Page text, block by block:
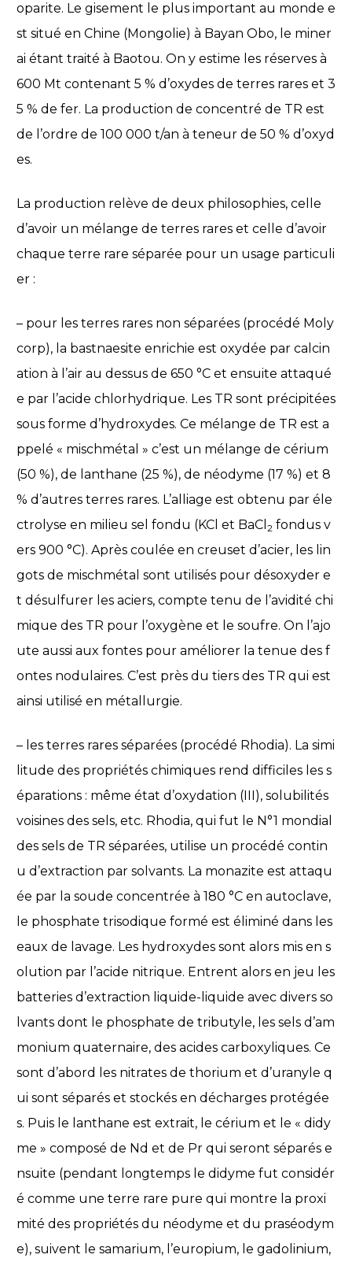
oparite. Le gisement le plus important au monde e
st situé en Chine (Mongolie) à Bayan Obo, le miner
ai étant traité à Baotou. On y estime les réserves à
600 Mt contenant 5 % d’oxydes de terres rares et 3
5 % de fer. La production de concentré de TR est
de l’ordre de 100 000 t/an à teneur de 50 % d’oxyd
es.
La production relève de deux philosophies, celle
d’avoir un mélange de terres rares et celle d’avoir
chaque terre rare séparée pour un usage particuli
er :
– pour les terres rares non séparées (procédé Moly
corp), la bastnaesite enrichie est oxydée par calcin
ation à l’air au dessus de 650 °C et ensuite attaqué
e par l’acide chlorhydrique. Les TR sont précipitées
sous forme d’hydroxydes. Ce mélange de TR est a
ppelé « mischmétal » c’est un mélange de cérium
(50 %), de lanthane (25 %), de néodyme (17 %) et 8
% d’autres terres rares. L’alliage est obtenu par éle
ctrolyse en milieu sel fondu (KCl et BaCl 2 fondus v
ers 900 °C). Après coulée en creuset d’acier, les lin
gots de mischmétal sont utilisés pour désoxyder e
t désulfurer les aciers, compte tenu de l’avidité chi
mique des TR pour l’oxygène et le soufre. On l’ajo
ute aussi aux fontes pour améliorer la tenue des f
ontes nodulaires. C’est près du tiers des TR qui est
ainsi utilisé en métallurgie.
– les terres rares séparées (procédé Rhodia). La simi
litude des propriétés chimiques rend difficiles les s
éparations : même état d’oxydation (III), solubilités
voisines des sels, etc. Rhodia, qui fut le N°1 mondial
des sels de TR séparées, utilise un procédé contin
u d’extraction par solvants. La monazite est attaqu
ée par la soude concentrée à 180 °C en autoclave,
le phosphate trisodique formé est éliminé dans les
eaux de lavage. Les hydroxydes sont alors mis en s
olution par l’acide nitrique. Entrent alors en jeu les
batteries d’extraction liquide-liquide avec divers so
lvants dont le phosphate de tributyle, les sels d’am
monium quaternaire, des acides carboxyliques. Ce
sont d’abord les nitrates de thorium et d’uranyle q
ui sont séparés et stockés en décharges protégée
s. Puis le lanthane est extrait, le cérium et le « didy
me » composé de Nd et de Pr qui seront séparés e
nsuite (pendant longtemps le didyme fut considér
é comme une terre rare pure qui montre la proxi
mité des propriétés du néodyme et du praséodym
e), suivent le samarium, l’europium, le gadolinium,